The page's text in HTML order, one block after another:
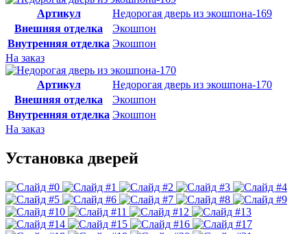
Артикул
Недорогая дверь из экошпона-169
Внешняя отделка
Экошпон
Внутренняя отделка Экошпон
На заказ
Артикул
Недорогая дверь из экошпона-170
Внешняя отделка
Экошпон
Внутренняя отделка Экошпон
На заказ
Установка дверей